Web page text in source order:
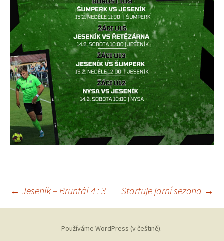
Navigace pro
← Jeseník – Bruntál 4 : 3 Startuje jarní sezona →
Používáme WordPress (v češtině).